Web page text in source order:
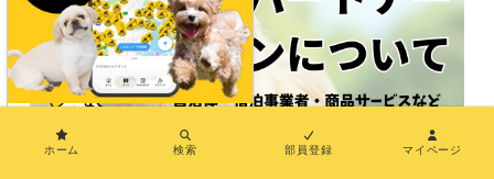
ホーム 検索 部員登録 マイページ